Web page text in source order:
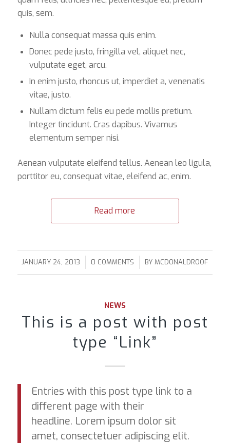
quis, sem.
Nulla consequat massa quis enim.
Donec pede justo, fringilla vel, aliquet nec,
vulputate eget, arcu.
In enim justo, rhoncus ut, imperdiet a, venenatis
vitae, justo.
Nullam dictum felis eu pede mollis pretium.
Integer tincidunt. Cras dapibus. Vivamus
elementum semper nisi.
Aenean vulputate eleifend tellus. Aenean leo ligula,
porttitor eu, consequat vitae, eleifend ac, enim.
Read more
JANUARY 24, 2013
/ 0 COMMENTS
/ BYMCDONALDROOF
NEWS
This is a post with post
type “Link”
Entries with this post type link to a
different page with their
headline. Lorem ipsum dolor sit
amet, consectetuer adipiscing elit.